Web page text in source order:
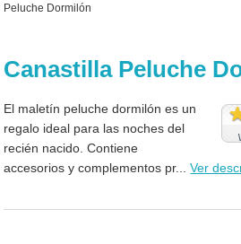
Peluche Dormilón
Canastilla Peluche
El maletín peluche dormilón es un
regalo ideal para las noches del
recién nacido. Contiene
accesorios y complementos pr...
Ver